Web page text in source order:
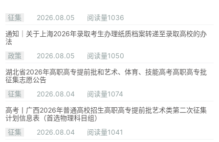
征集 2026.08.05
阅读量1036
通知｜关于上海2026年录取考生办理纸质档案转递至录取高校的办
法
政策
2026.08.05
阅读量1050
湖北省2026年高职高专提前批和艺术、体育、技能高考高职高专批
征集志愿公告
征集
2026.08.04
阅读量1074
高考丨广西2026年普通高校招生高职高专提前批艺术类第二次征集
计划信息表（首选物理科目组）
征集
2026.08.04 阅读量1041